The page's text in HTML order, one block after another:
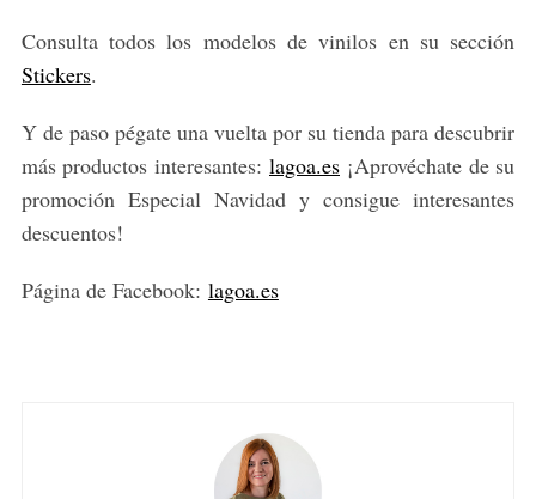
Consulta todos los modelos de vinilos en su sección
Stickers.
Y de paso pégate una vuelta por su tienda para descubrir
más productos interesantes: lagoa.es ¡Aprovéchate de su
promoción Especial Navidad y consigue interesantes
descuentos!
Página de Facebook: lagoa.es